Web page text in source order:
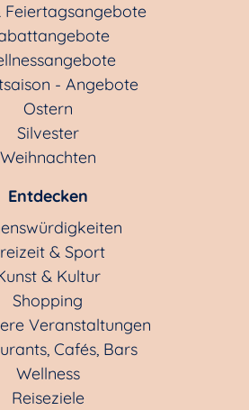
Feiertagsangebote
- Angebote
Ostern
Silvester
Weihnachten
Entdecken
& Sport
& Kultur
Shopping
Veranstaltungen
Cafés, Bars
Wellness
Reiseziele